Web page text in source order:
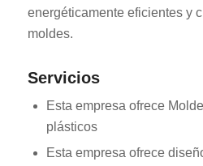
energéticamente eficientes y
moldes.
Servicios
Esta empresa ofrece
plásticos
Esta empresa ofrece